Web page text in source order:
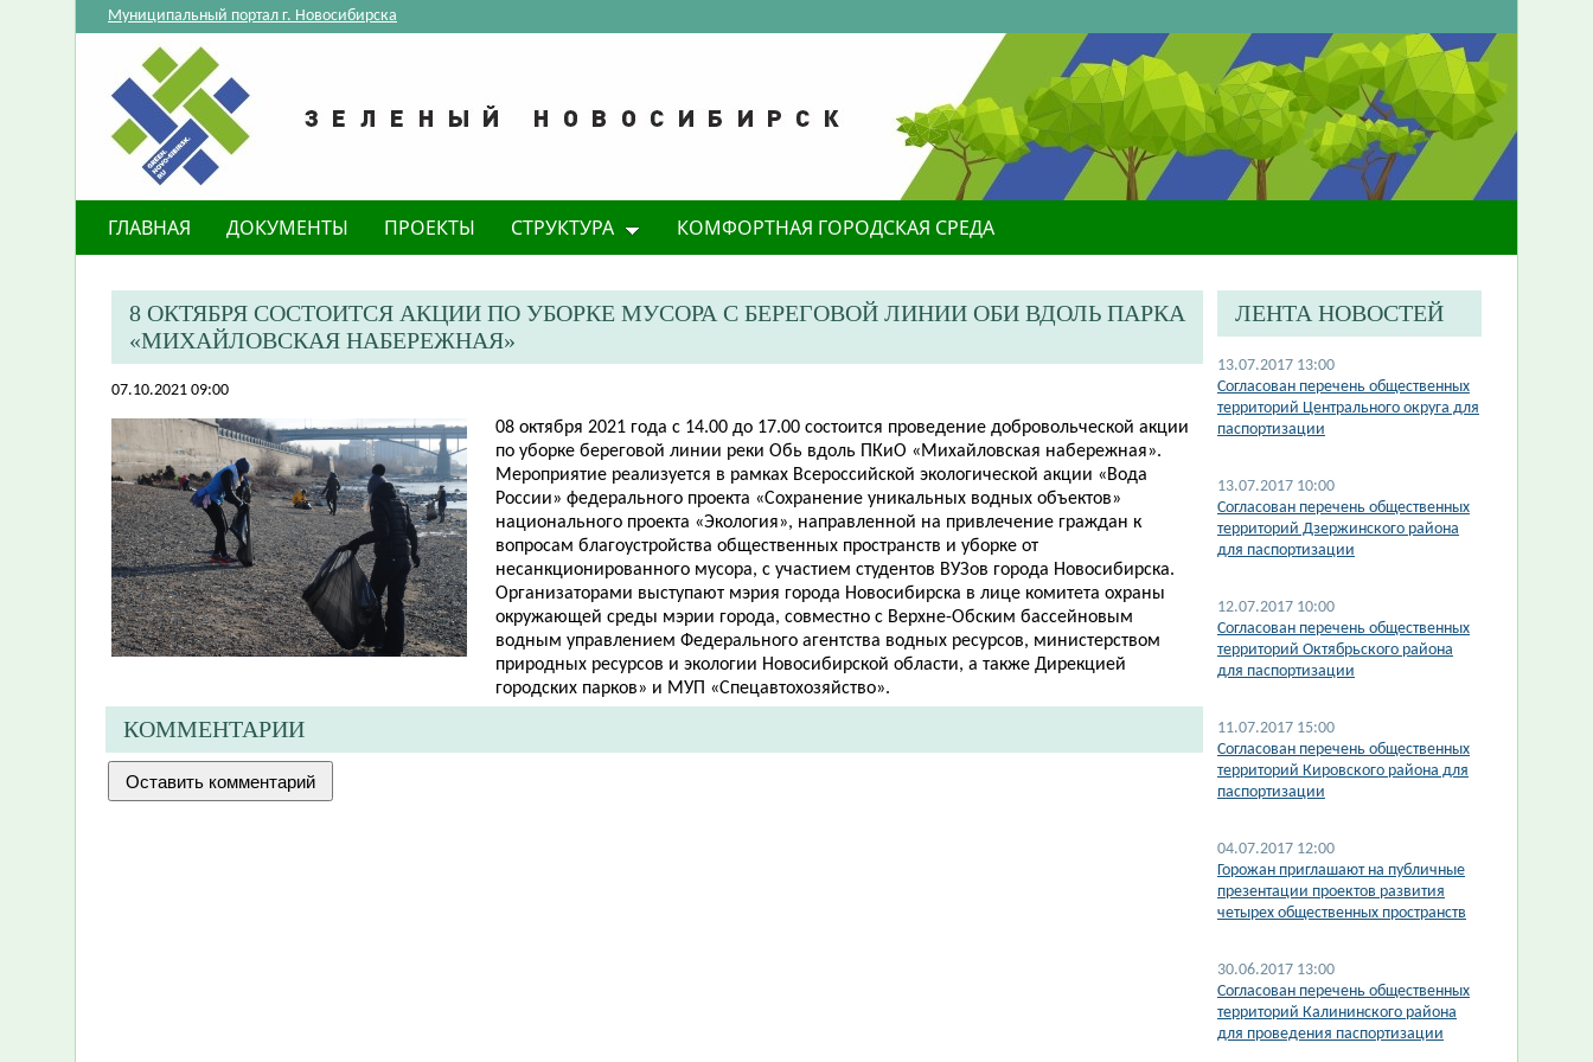
Муниципальный портал г. Новосибирска
ГЛАВНАЯ ДОКУМЕНТЫ ПРОЕКТЫ СТРУКТУРА КОМФОРТНАЯ ГОРОДСКАЯ СРЕДА
8 ОКТЯБРЯ СОСТОИТСЯ АКЦИИ ПО УБОРКЕ МУСОРА С БЕРЕГОВОЙ ЛИНИИ ОБИ ВДОЛЬ ПАРКА
«МИХАЙЛОВСКАЯ НАБЕРЕЖНАЯ»
07.10.2021 09:00
08 октября 2021 года с 14.00 до 17.00 состоится проведение добровольческой акции
по уборке береговой линии реки Обь вдоль ПКиО «Михайловская набережная».
Мероприятие реализуется в рамках Всероссийской экологической акции «Вода
России» федерального проекта «Сохранение уникальных водных объектов»
национального проекта «Экология», направленной на привлечение граждан к
вопросам благоустройства общественных пространств и уборке от
несанкционированного мусора, с участием студентов ВУЗов города Новосибирска.
Организаторами выступают мэрия города Новосибирска в лице комитета охраны
окружающей среды мэрии города, совместно с Верхне-Обским бассейновым
водным управлением Федерального агентства водных ресурсов, министерством
природных ресурсов и экологии Новосибирской области, а также Дирекцией
городских парков» и МУП «Спецавтохозяйство».
КОММЕНТАРИИ
ЛЕНТА НОВОСТЕЙ
13.07.2017 13:00
Согласован перечень общественных
территорий Центрального округа для
паспортизации
13.07.2017 10:00
Согласован перечень общественных
территорий Дзержинского района
для паспортизации
12.07.2017 10:00
Согласован перечень общественных
территорий Октябрьского района
для паспортизации
11.07.2017 15:00
Согласован перечень общественных
территорий Кировского района для
паспортизации
04.07.2017 12:00
Горожан приглашают на публичные
презентации проектов развития
четырех общественных пространств
30.06.2017 13:00
Согласован перечень общественных
территорий Калининского района
для проведения паспортизации